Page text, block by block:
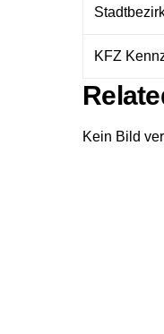
KFZ
Kein Bild